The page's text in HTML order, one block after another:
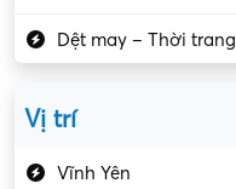
Dệt may – Thời trang
Vị trí
Vĩnh Yên